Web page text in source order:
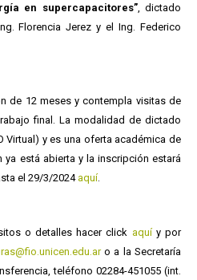
en supercapacitores”, dictado
Florencia Jerez y el Ing. Federico
de 12 meses y contempla visitas de
final. La modalidad de dictado
Virtual) y es una oferta académica de
está abierta y la inscripción estará
el 29/3/2024aquí.
o detalles hacer click aquíy por
o a la Secretaría
teléfono 02284-451055 (int.